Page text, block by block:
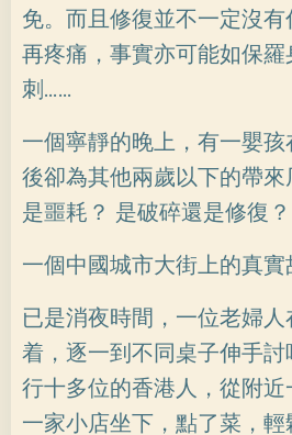
免。而且修復並不一定沒
再疼痛，事實亦可能如保
刺……
一個寧靜的晚上，有一嬰
後卻為其他兩歲以下的帶來
是噩耗？ 是破碎還是修復
一個中國城市大街上的真
已是消夜時間，一位老婦
着，逐一到不同桌子伸手
行十多位的香港人，從附
一家小店坐下，點了菜，